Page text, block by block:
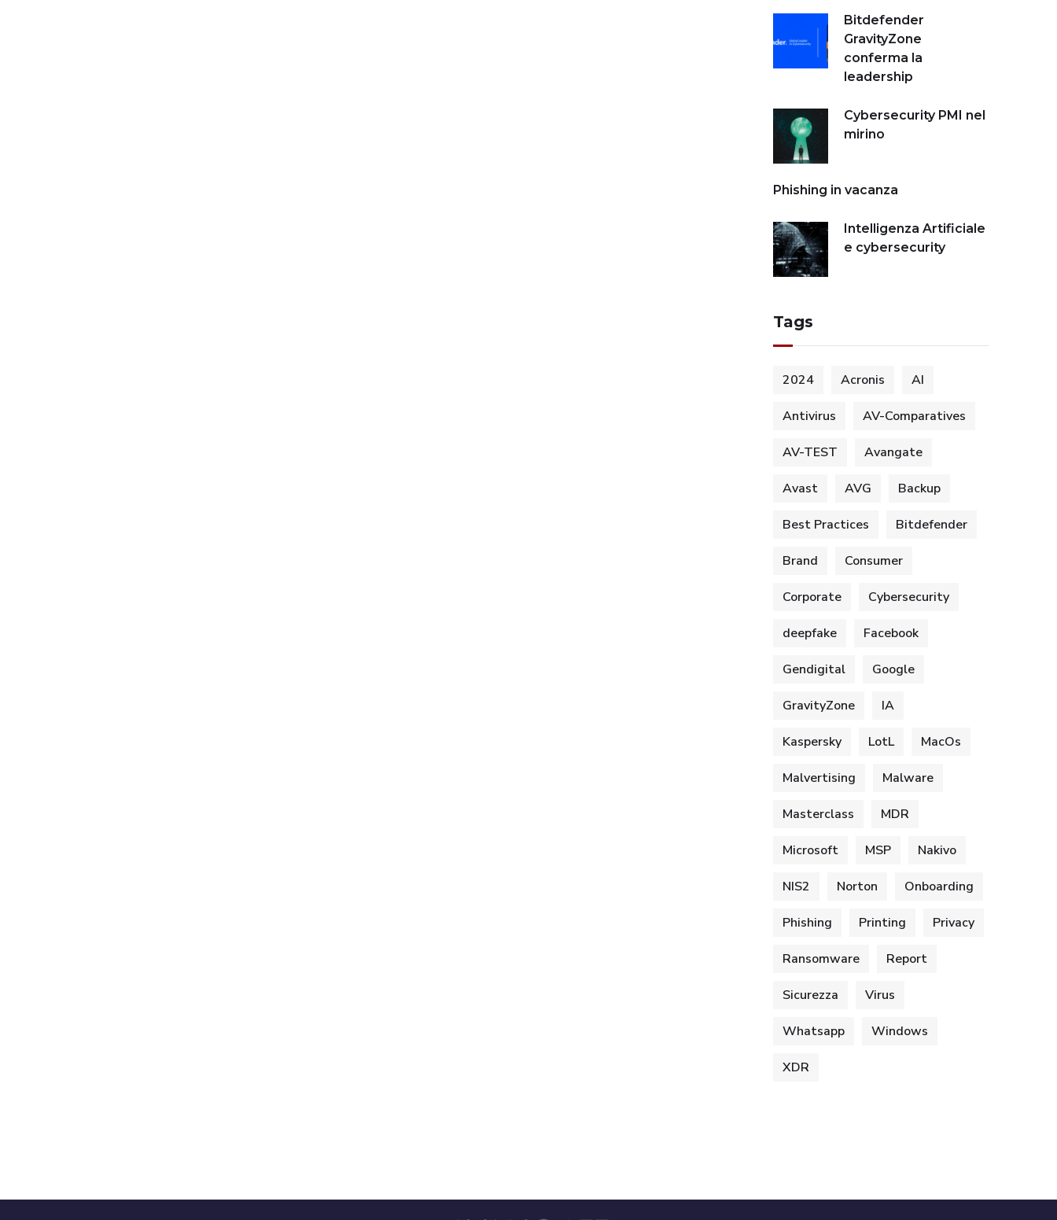
Bitdefender
GravityZone
conferma la
leadership
Cybersecurity PMI nel
mirino
Phishing in vacanza
Intelligenza Artificiale
e cybersecurity
Tags
2024 Acronis AI
Antivirus AV-Comparatives
AV-TEST Avangate
Avast AVG Backup
Best Practices Bitdefender
Brand Consumer
Corporate Cybersecurity
deepfake Facebook
Gendigital Google
GravityZone IA
Kaspersky LotL MacOs
Malvertising Malware
Masterclass MDR
Microsoft MSP Nakivo
NIS2 Norton Onboarding
Phishing Printing Privacy
Ransomware Report
Sicurezza Virus
Whatsapp Windows
XDR